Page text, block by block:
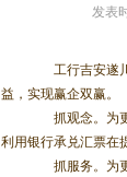
发表
工行吉安遂川
益，实现赢企双赢。
抓观念。为更
利用银行承兑汇票在
抓服务。为更